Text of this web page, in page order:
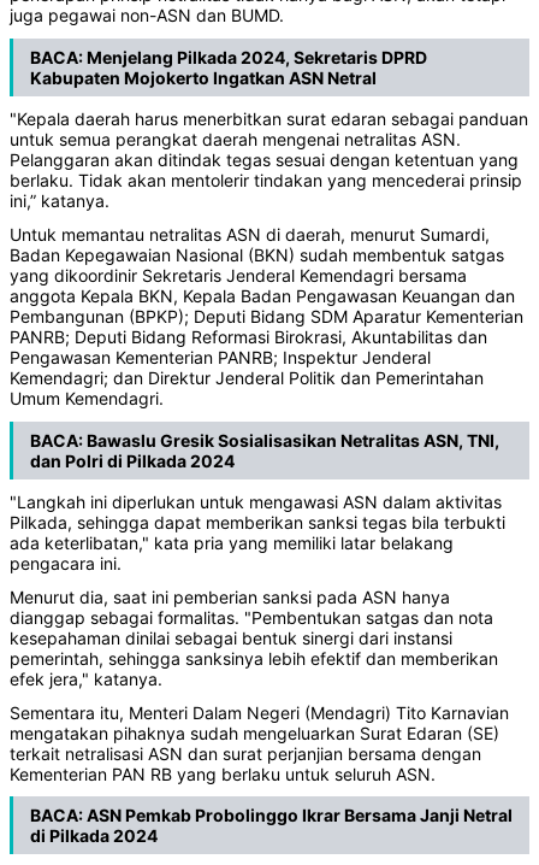
juga pegawai non-ASN dan BUMD.
BACA:Menjelang Pilkada 2024, Sekretaris DPRD
Kabupaten Mojokerto Ingatkan ASN Netral
"Kepala daerah harus menerbitkan surat edaran sebagai panduan
untuk semua perangkat daerah mengenai netralitas ASN.
Pelanggaran akan ditindak tegas sesuai dengan ketentuan yang
berlaku. Tidak akan mentolerir tindakan yang mencederai prinsip
ini,” katanya.
Untuk memantau netralitas ASN di daerah, menurut Sumardi,
Badan Kepegawaian Nasional (BKN) sudah membentuk satgas
yang dikoordinir Sekretaris Jenderal Kemendagri bersama
anggota Kepala BKN, Kepala Badan Pengawasan Keuangan dan
Pembangunan (BPKP); Deputi Bidang SDM Aparatur Kementerian
PANRB; Deputi Bidang Reformasi Birokrasi, Akuntabilitas dan
Pengawasan Kementerian PANRB; Inspektur Jenderal
Kemendagri; dan Direktur Jenderal Politik dan Pemerintahan
Umum Kemendagri.
BACA:Bawaslu Gresik Sosialisasikan Netralitas ASN, TNI,
dan Polri di Pilkada 2024
"Langkah ini diperlukan untuk mengawasi ASN dalam aktivitas
Pilkada, sehingga dapat memberikan sanksi tegas bila terbukti
ada keterlibatan," kata pria yang memiliki latar belakang
pengacara ini.
Menurut dia, saat ini pemberian sanksi pada ASN hanya
dianggap sebagai formalitas. "Pembentukan satgas dan nota
kesepahaman dinilai sebagai bentuk sinergi dari instansi
pemerintah, sehingga sanksinya lebih efektif dan memberikan
efek jera," katanya.
Sementara itu, Menteri Dalam Negeri (Mendagri) Tito Karnavian
mengatakan pihaknya sudah mengeluarkan Surat Edaran (SE)
terkait netralisasi ASN dan surat perjanjian bersama dengan
Kementerian PAN RB yang berlaku untuk seluruh ASN.
BACA:ASN Pemkab Probolinggo Ikrar Bersama Janji Netral
di Pilkada 2024